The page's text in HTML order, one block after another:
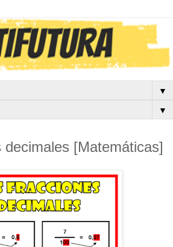
▼
▼
decimales [Matemáticas]